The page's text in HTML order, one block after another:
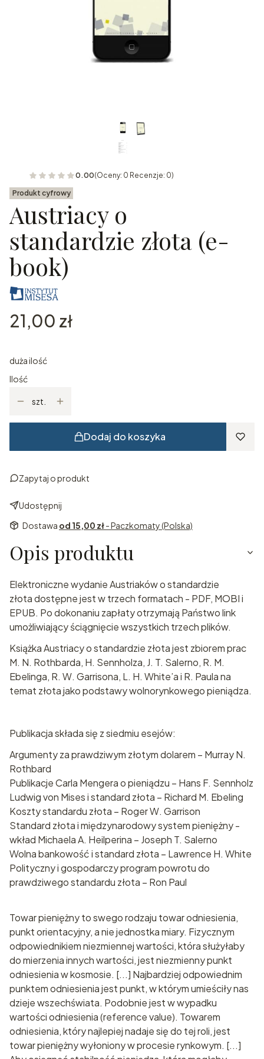
0.00(Oceny: 0 Recenzje: 0)
Produkt cyfrowy
Austriacy o
standardzie złota (e-
book)
Cena
21,00 zł
duża ilość
Ilość
szt.
Dodaj do koszyka
Zapytaj o produkt
Udostępnij
Dostawa od 15,00 zł- Paczkomaty (Polska)
Opis produktu
Elektroniczne wydanie Austriaków o standardzie
złota dostępne jest w trzech formatach - PDF, MOBI i
EPUB. Po dokonaniu zapłaty otrzymają Państwo link
umożliwiający ściągnięcie wszystkich trzech plików.
Książka Austriacy o standardzie złota jest zbiorem prac
M. N. Rothbarda, H. Sennholza, J. T. Salerno, R. M.
Ebelinga, R. W. Garrisona, L. H. White’a i R. Paula na
temat złota jako podstawy wolnorynkowego pieniądza.
Publikacja składa się z siedmiu esejów:
Argumenty za prawdziwym złotym dolarem – Murray N.
Rothbard
Publikacje Carla Mengera o pieniądzu – Hans F. Sennholz
Ludwig von Mises i standard złota – Richard M. Ebeling
Koszty standardu złota – Roger W. Garrison
Standard złota i międzynarodowy system pieniężny -
wkład Michaela A. Heilperina – Joseph T. Salerno
Wolna bankowość i standard złota – Lawrence H. White
Polityczny i gospodarczy program powrotu do
prawdziwego standardu złota – Ron Paul
Towar pieniężny to swego rodzaju towar odniesienia,
punkt orientacyjny, a nie jednostka miary. Fizycznym
odpowiednikiem niezmiennej wartości, która służyłaby
do mierzenia innych wartości, jest niezmienny punkt
odniesienia w kosmosie. [...] Najbardziej odpowiednim
punktem odniesienia jest punkt, w którym umieściły nas
dzieje wszechświata. Podobnie jest w wypadku
wartości odniesienia (reference value). Towarem
odniesienia, który najlepiej nadaje się do tej roli, jest
towar pieniężny wyłoniony w procesie rynkowym. [...]